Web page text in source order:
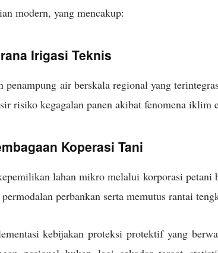
modern, yang mencakup:
Irigasi Teknis
penampung air berskala regional yang
risiko kegagalan panen akibat fenomena iklim
Koperasi Tani
lahan mikro melalui korporasi petani
perbankan serta memutus rantai
kebijakan proteksi protektif yang